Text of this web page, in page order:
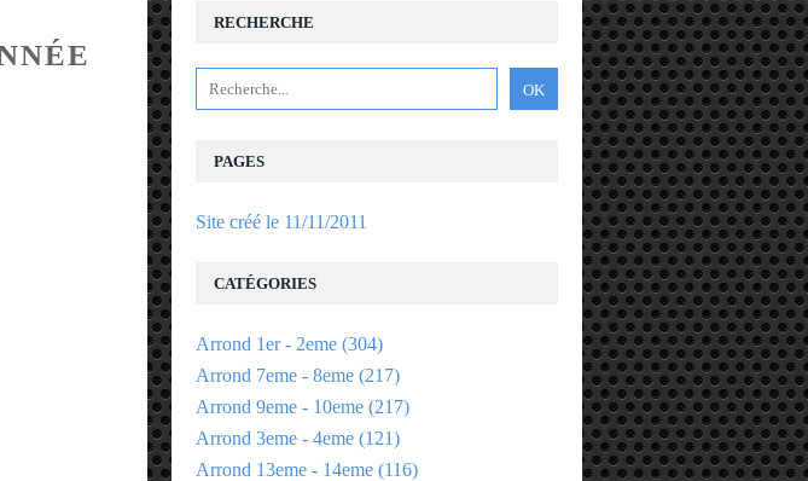
RECHERCHE
PAGES
Site créé le 11/11/2011
CATÉGORIES
Arrond 1er - 2eme (304)
Arrond 7eme - 8eme (217)
Arrond 9eme - 10eme (217)
Arrond 3eme - 4eme (121)
Arrond 13eme - 14eme (116)